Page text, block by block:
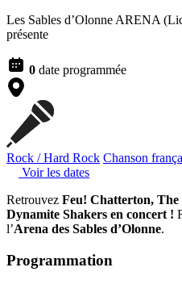
Les Sables d’Olonne ARENA
présente
0 date programmée
Rock / Hard Rock Chanson
Voir les dates
Retrouvez Feu! Chatterton,
Dynamite Shakers en concert !
l’Arena des Sables d’Olonne.
Programmation